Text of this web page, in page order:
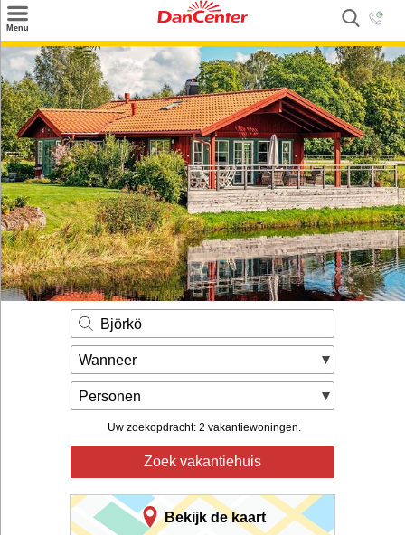
Menu
Zoeken
Inspiratie
Informatie over
Service
Kontakt
Björkö
Wanneer
Personen
Uw zoekopdracht: 2 vakantiewoningen.
Zoek vakantiehuis
Bekijk de kaart